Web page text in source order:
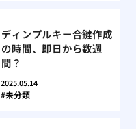
ディンプルキー合鍵作成
の時間、即日から数週
間？
2025.05.14
未分類